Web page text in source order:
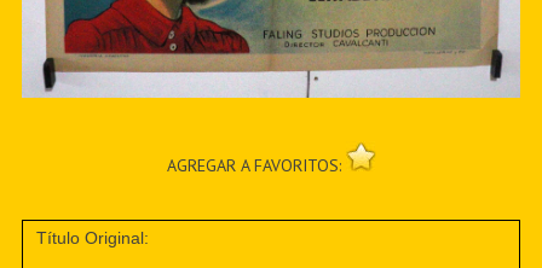
AGREGAR A FAVORITOS:
Título Original: